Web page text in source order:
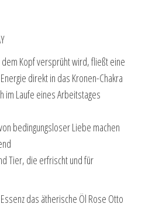
Kopf versprüht wird, fließt eine
direkt in das Kronen-Chakra
im Laufe eines Arbeitstages
bedingungsloser Liebe machen
Tier, die erfrischt und für
das ätherische Öl Rose Otto